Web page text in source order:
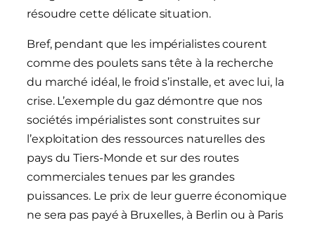
résoudre cette délicate situation.
Bref, pendant que les impérialistes courent
comme des poulets sans tête à la recherche
du marché idéal, le froid s’installe, et avec lui, la
crise. L’exemple du gaz démontre que nos
sociétés impérialistes sont construites sur
l’exploitation des ressources naturelles des
pays du Tiers-Monde et sur des routes
commerciales tenues par les grandes
puissances. Le prix de leur guerre économique
ne sera pas payé à Bruxelles, à Berlin ou à Paris